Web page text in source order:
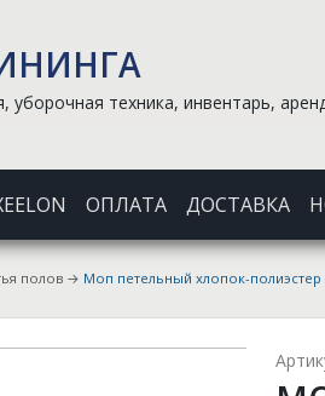
уборочная техника, инвентарь,
ОПЛАТА ДОСТАВКА
полов → Моп петельный хлопок-